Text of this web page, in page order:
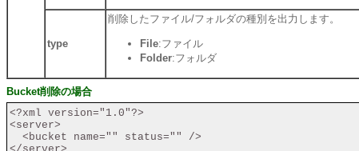
type
削除したファイル/フォルダの種別を出力します。
File:ファイル
Folder:フォルダ
Bucket削除の場合
<?xml version="1.0"?>
<server>